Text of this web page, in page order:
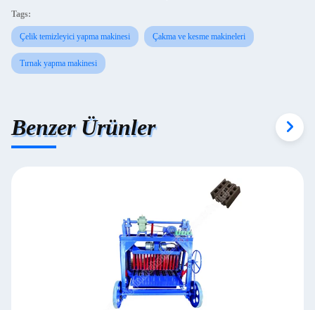
Tags:
Çelik temizleyici yapma makinesi Çakma ve kesme makineleri
Tırnak yapma makinesi
Benzer Ürünler